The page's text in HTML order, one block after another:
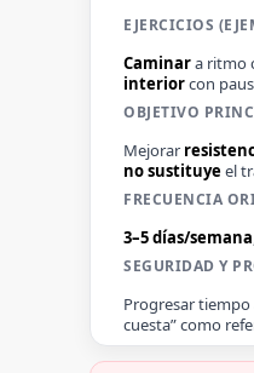
Caminara ritmo
interiorcon
Mejorar
no sustituyeel
3–5 días/semana
Progresar
cuesta” como